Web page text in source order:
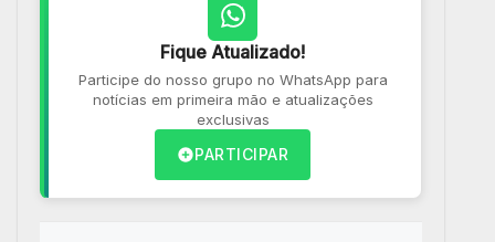
Fique Atualizado!
Participe do nosso grupo no WhatsApp para
notícias em primeira mão e atualizações
exclusivas
PARTICIPAR